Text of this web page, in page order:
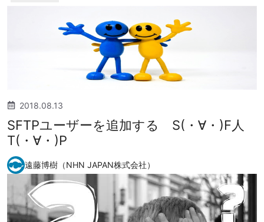
2018.08.13
SFTPユーザーを追加する S(・∀・)F人
T(・∀・)P
遠藤博樹（NHN JAPAN株式会社）